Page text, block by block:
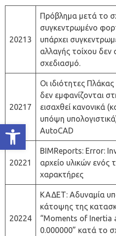
Ανοίξτε τη γραμμή εργαλείων
20213
Πρόβλημα μετά το
συγκεντρωμένο
υπάρχει
αλλαγής τοίχου δεν
σχεδιασμό.
20217
Οι ιδιότητες
δεν εμφανίζονται
εισαχθεί κανονικά
υπόψη
AutoCAD
20221
BIMReports: Error:
αρχείο υλικών ενός
χαρακτήρες
20224
ΚΑΔΕΤ: Αδυναμία
κάτοψης της
“Moments of Inertia
0.000000” κατά το